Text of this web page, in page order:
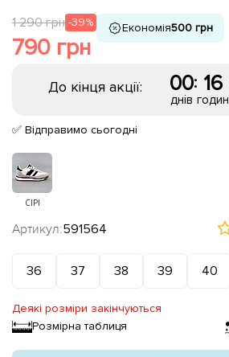
1 290 грн -39%
790 грн
Економія500 грн
До кінця акції: 00
днів
: 16
годин
✅ Відправимо сьогодні
СІРІ
Артикул:591564
36 37 38 39 40
Деякі розміри закінчуються
Розмірна таблиця